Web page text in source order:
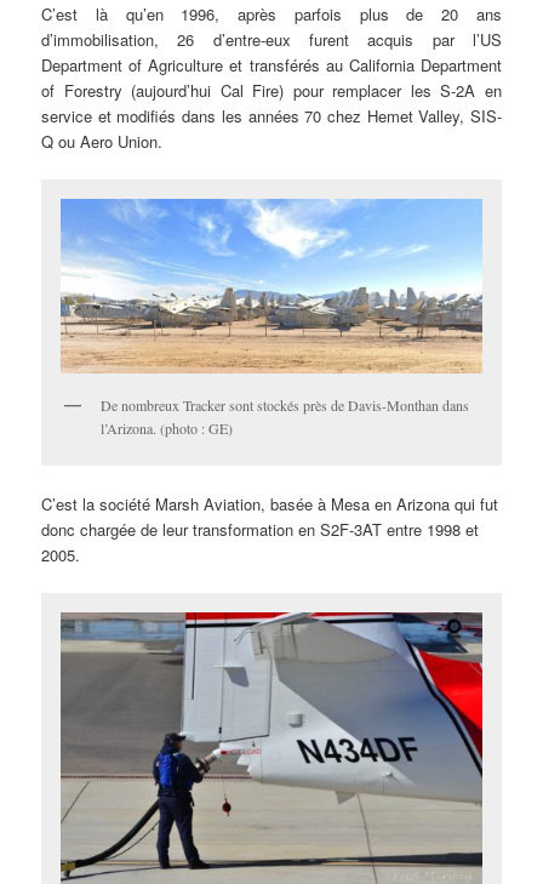
C’est là qu’en 1996, après parfois plus de 20 ans
d’immobilisation, 26 d’entre-eux furent acquis par l’US
Department of Agriculture et transférés au California Department
of Forestry (aujourd’hui Cal Fire) pour remplacer les S-2A en
service et modifiés dans les années 70 chez Hemet Valley, SIS-
Q ou Aero Union.
De nombreux Tracker sont stockés près de Davis-Monthan dans
l’Arizona. (photo : GE)
C’est la société Marsh Aviation, basée à Mesa en Arizona qui fut
donc chargée de leur transformation en S2F-3AT entre 1998 et
2005.